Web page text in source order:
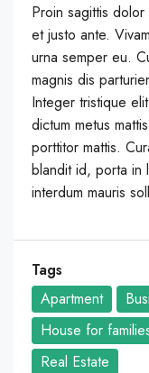
Proin sagittis
et justo ante.
urna semper eu.
magnis dis
Integer tristique
dictum metus
porttitor mattis.
blandit id, porta in
interdum mauris
Tags
Apartment
House for
Real Estate